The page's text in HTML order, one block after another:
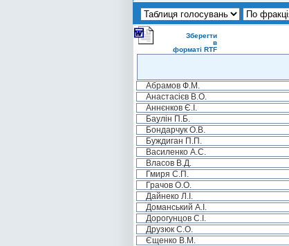
Зберегти
в
форматі RTF
Абрамов Ф.М.
Анастасієв В.О.
Аннєнков Є.І.
Баулін П.Б.
Бондарчук О.В.
Буждиган П.П.
Василенко А.С.
Власов В.Д.
Гмиря С.П.
Грачов О.О.
Дайнеко Л.І.
Доманський А.І.
Дорогунцов С.І.
Друзюк С.О.
Єщенко В.М.